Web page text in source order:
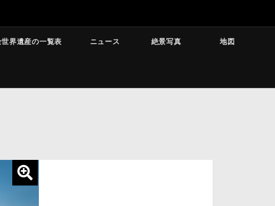
世界遺産の一覧表 ニュース 絶景写真 地図